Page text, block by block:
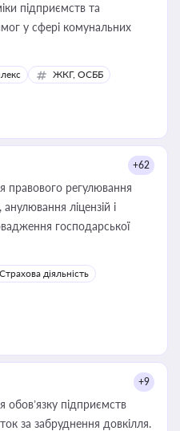
підприємств та
у сфері комунальних
ЖКГ, ОСББ
+62
правового регулювання
ліцензій і
господарської
Страхова діяльність
+9
обов’язку підприємств
за забруднення довкілля.